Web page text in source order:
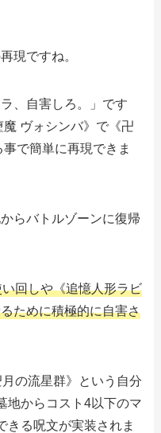
現ですね。
、自害しろ。」です
ヴォシンバ》で《卍
で簡単に再現できま
らバトルゾーンに復帰
回しや《追憶人形ラビ
ために積極的に自害さ
の流星群》という自分
地からコスト4以下のマ
きる呪文が実装されま